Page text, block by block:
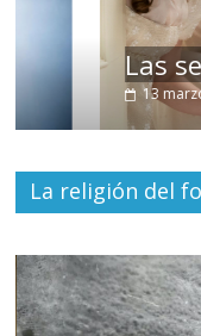
Las series-
13 marzo, 2026
La religión del